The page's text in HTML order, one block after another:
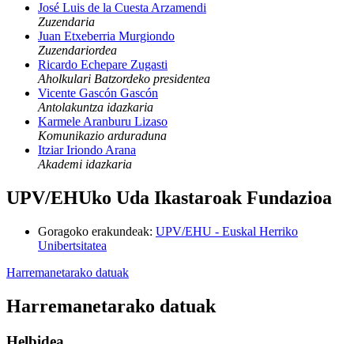
José Luis de la Cuesta Arzamendi
Zuzendaria
Juan Etxeberria Murgiondo
Zuzendariordea
Ricardo Echepare Zugasti
Aholkulari Batzordeko presidentea
Vicente Gascón Gascón
Antolakuntza idazkaria
Karmele Aranburu Lizaso
Komunikazio arduraduna
Itziar Iriondo Arana
Akademi idazkaria
UPV/EHUko Uda Ikastaroak Fundazioa
Goragoko erakundeak: UPV/EHU - Euskal Herriko
Unibertsitatea
Harremanetarako datuak
Harremanetarako datuak